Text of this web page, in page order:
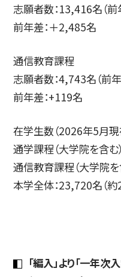
志願者数：13,416名（前
前年差：＋2,485名
通信教育課程
志願者数：4,743名（前
前年差：+119名
在学生数（2026年5月現
通学課程（大学院を含む
通信教育課程（大学院を
本学全体：23,720名（約
「編入」より「一年